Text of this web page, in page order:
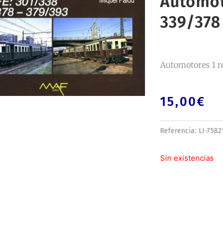
339/378
Automotores 1
15,00€
Referencia: LI-
Sin existencias